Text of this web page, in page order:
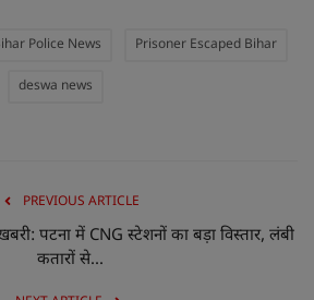
Police News Prisoner Escaped Bihar
deswa news
PREVIOUS ARTICLE
पटना में CNG स्टेशनों का बड़ा विस्तार, लंबी
कतारों से...